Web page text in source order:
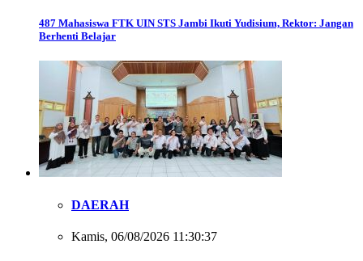
487 Mahasiswa FTK UIN STS Jambi Ikuti Yudisium, Rektor: Jangan
Berhenti Belajar
DAERAH
Kamis, 06/08/2026 11:30:37